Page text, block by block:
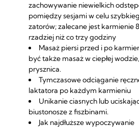
zachowywanie niewielkich
pomiędzy sesjami w celu
zatorów; zalecane jest karmienie
rzadziej niż co trzy godziny
Masaż piersi przed i po
być także masaż w ciepłej
prysznica.
Tymczasowe odciąganie
laktatora po każdym karmieniu
Unikanie ciasnych lub
biustonosze z fiszbinami.
Jak najdłuższe wypoczywanie